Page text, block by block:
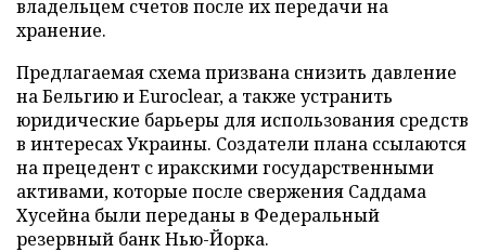
владельцем счетов после их передачи на
хранение.
Предлагаемая схема призвана снизить давление
на Бельгию и Euroclear, а также устранить
юридические барьеры для использования средств
в интересах Украины. Создатели плана ссылаются
на прецедент с иракскими государственными
активами, которые после свержения Саддама
Хусейна были переданы в Федеральный
резервный банк Нью-Йорка.